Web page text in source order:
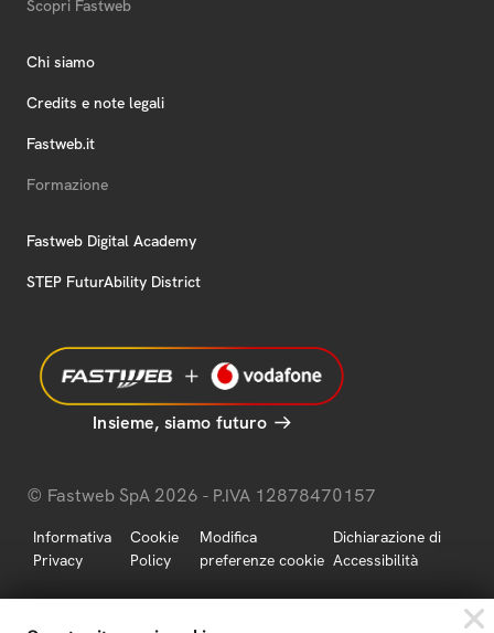
Scopri Fastweb
Chi siamo
Credits e note legali
Fastweb.it
Formazione
Fastweb Digital Academy
STEP FuturAbility District
Insieme, siamo futuro
© Fastweb SpA 2026 - P.IVA 12878470157
Informativa
Privacy
Cookie
Policy
Modifica
preferenze cookie
Dichiarazione di
Accessibilità